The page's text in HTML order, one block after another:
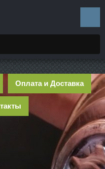
Оплата и Доставка